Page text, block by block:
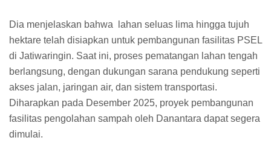
Dia menjelaskan bahwa lahan seluas lima hingga tujuh
hektare telah disiapkan untuk pembangunan fasilitas PSEL
di Jatiwaringin. Saat ini, proses pematangan lahan tengah
berlangsung, dengan dukungan sarana pendukung seperti
akses jalan, jaringan air, dan sistem transportasi.
Diharapkan pada Desember 2025, proyek pembangunan
fasilitas pengolahan sampah oleh Danantara dapat segera
dimulai.